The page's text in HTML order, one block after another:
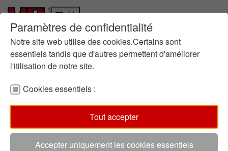
Paramètres de confidentialité
Notre site web utilise des cookies.Certains sont
essentiels tandis que d'autres permettent d'améliorer
l'itilisation de notre site.
Cookies essentiels :
Tout accepter
Accepter uniquement les cookies essentiels
Skip to main content
Skip to page footer
Qui sommes-nous
Responsabilité
Histoire
Locations
Recherche et Développement
Développement durable(current)
Produits et Services
contacte